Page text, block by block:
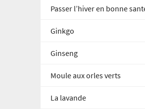
Passer l’hiver en bonne
Ginkgo
Ginseng
Moule aux orles verts
La lavande